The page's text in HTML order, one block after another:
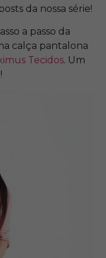
da nossa série!
a passo da
calça pantalona
Tecidos. Um